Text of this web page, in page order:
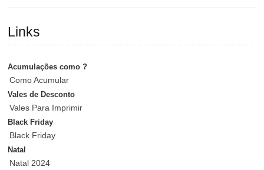
Links
Acumulações como ?
Como Acumular
Vales de Desconto
Vales Para Imprimir
Black Friday
Black Friday
Natal
Natal 2024